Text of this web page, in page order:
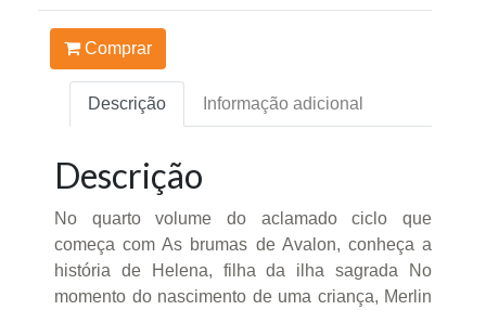
Comprar
Descrição Informação adicional
Descrição
No quarto volume do aclamado ciclo que
começa com As brumas de Avalon, conheça a
história de Helena, filha da ilha sagrada No
momento do nascimento de uma criança, Merlin